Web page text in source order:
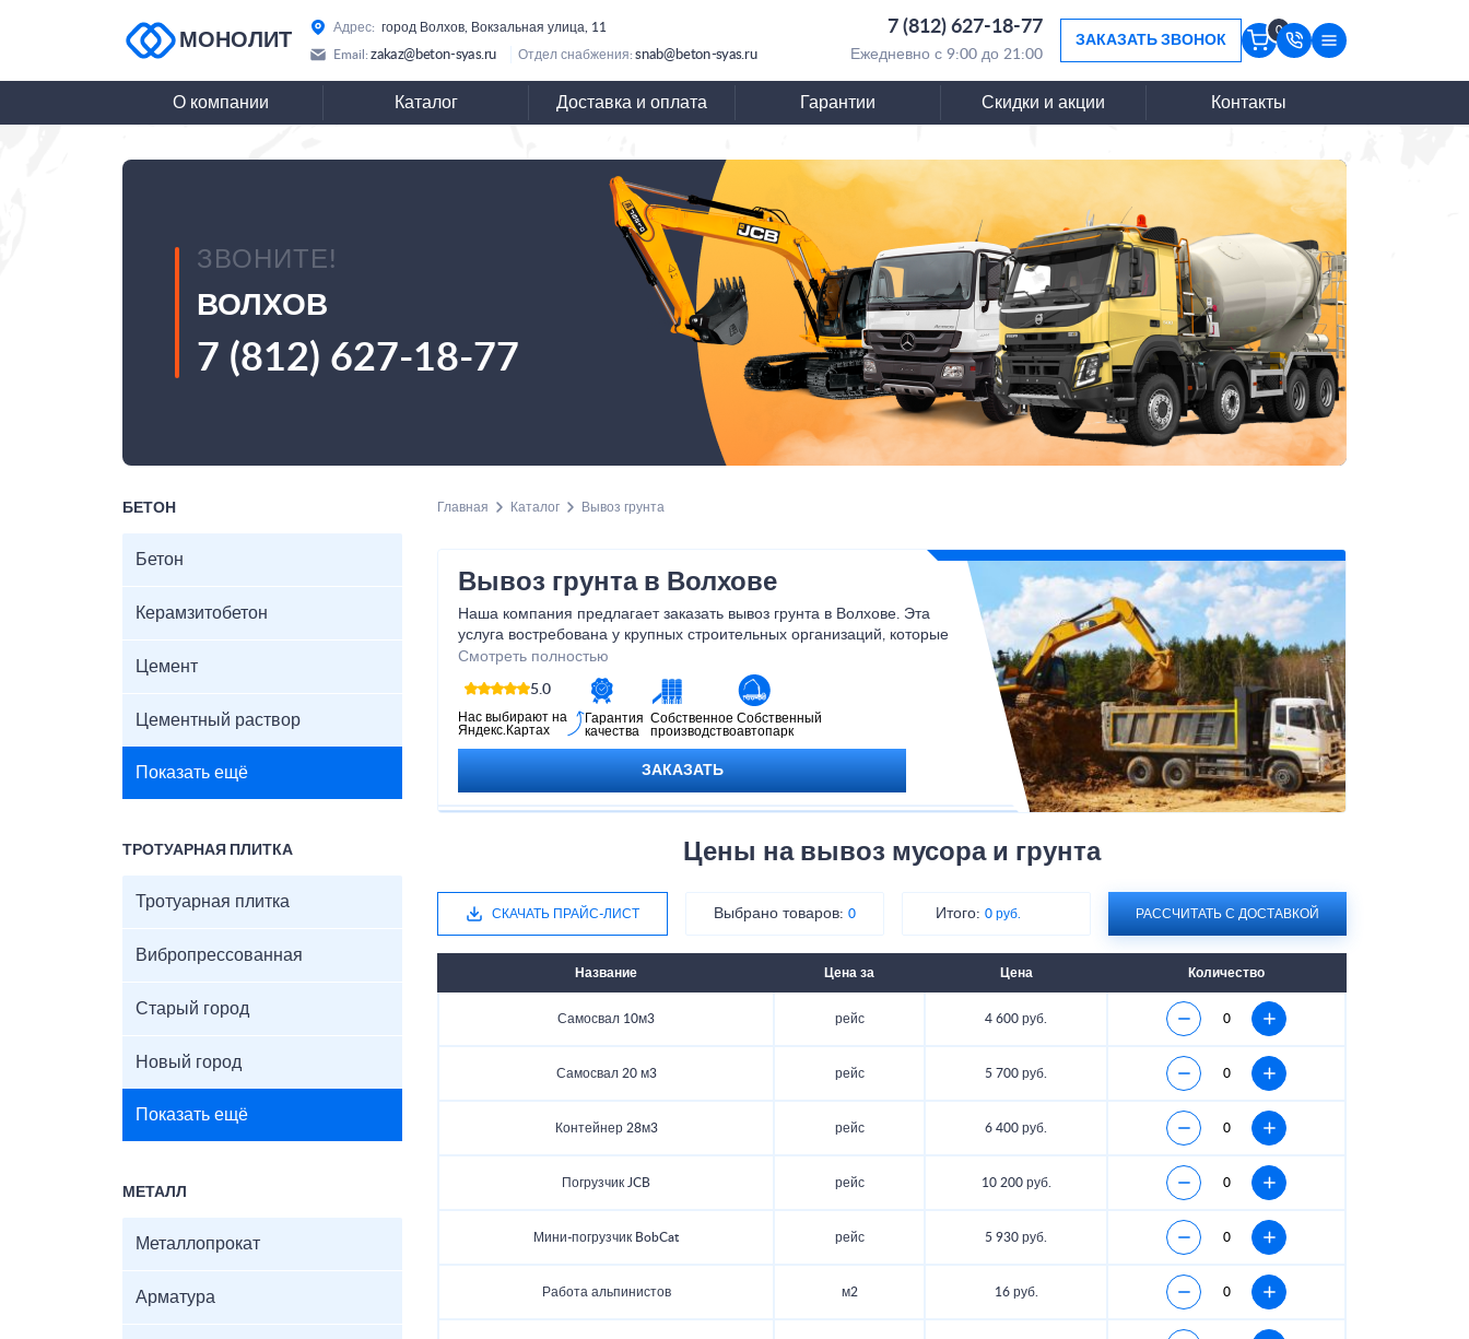
МОНОЛИТ
Адрес: город Волхов, Вокзальная улица, 11 7 (812) 627-18-77
Email: zakaz@beton-syas.ru Отдел снабжения: snab@beton-syas.ru Ежедневно с 9:00 до 21:00
ЗАКАЗАТЬ ЗВОНОК
0
О компании Каталог Доставка и оплата Гарантии Скидки и акции Контакты
ЗВОНИТЕ!
ВОЛХОВ
7 (812) 627-18-77
БЕТОН
Бетон
Керамзитобетон
Цемент
Цементный раствор
Показать ещё
ТРОТУАРНАЯ ПЛИТКА
Тротуарная плитка
Вибропрессованная
Старый город
Новый город
Показать ещё
МЕТАЛЛ
Металлопрокат
Арматура
Главная Каталог Вывоз грунта
Вывоз грунта в Волхове
Наша компания предлагает заказать вывоз грунта в Волхове. Эта
услуга востребована у крупных строительных организаций, которые
выполняют демонтаж различных конструкций и ремонтные работы.
Также мы обслуживаем частных потребителей, предлагая наиболее
подходящую технику для погрузки и вывоза строительного мусора.
Смотреть полностью
5.0
Нас выбирают на
Яндекс.Картах
Гарантия
качества
Собственное
производство
Собственный
автопарк
ЗАКАЗАТЬ
Цены на вывоз мусора и грунта
СКАЧАТЬ ПРАЙС-ЛИСТ Выбрано товаров: 0 Итого:0 руб. РАССЧИТАТЬ С ДОСТАВКОЙ
Название Цена за Цена Количество
Самосвал 10м3 рейс 4 600 руб.
Самосвал 20 м3 рейс 5 700 руб.
Контейнер 28м3 рейс 6 400 руб.
Погрузчик JCB рейс 10 200 руб.
Мини-погрузчик BobCat рейс 5 930 руб.
Работа альпинистов м2 16 руб.